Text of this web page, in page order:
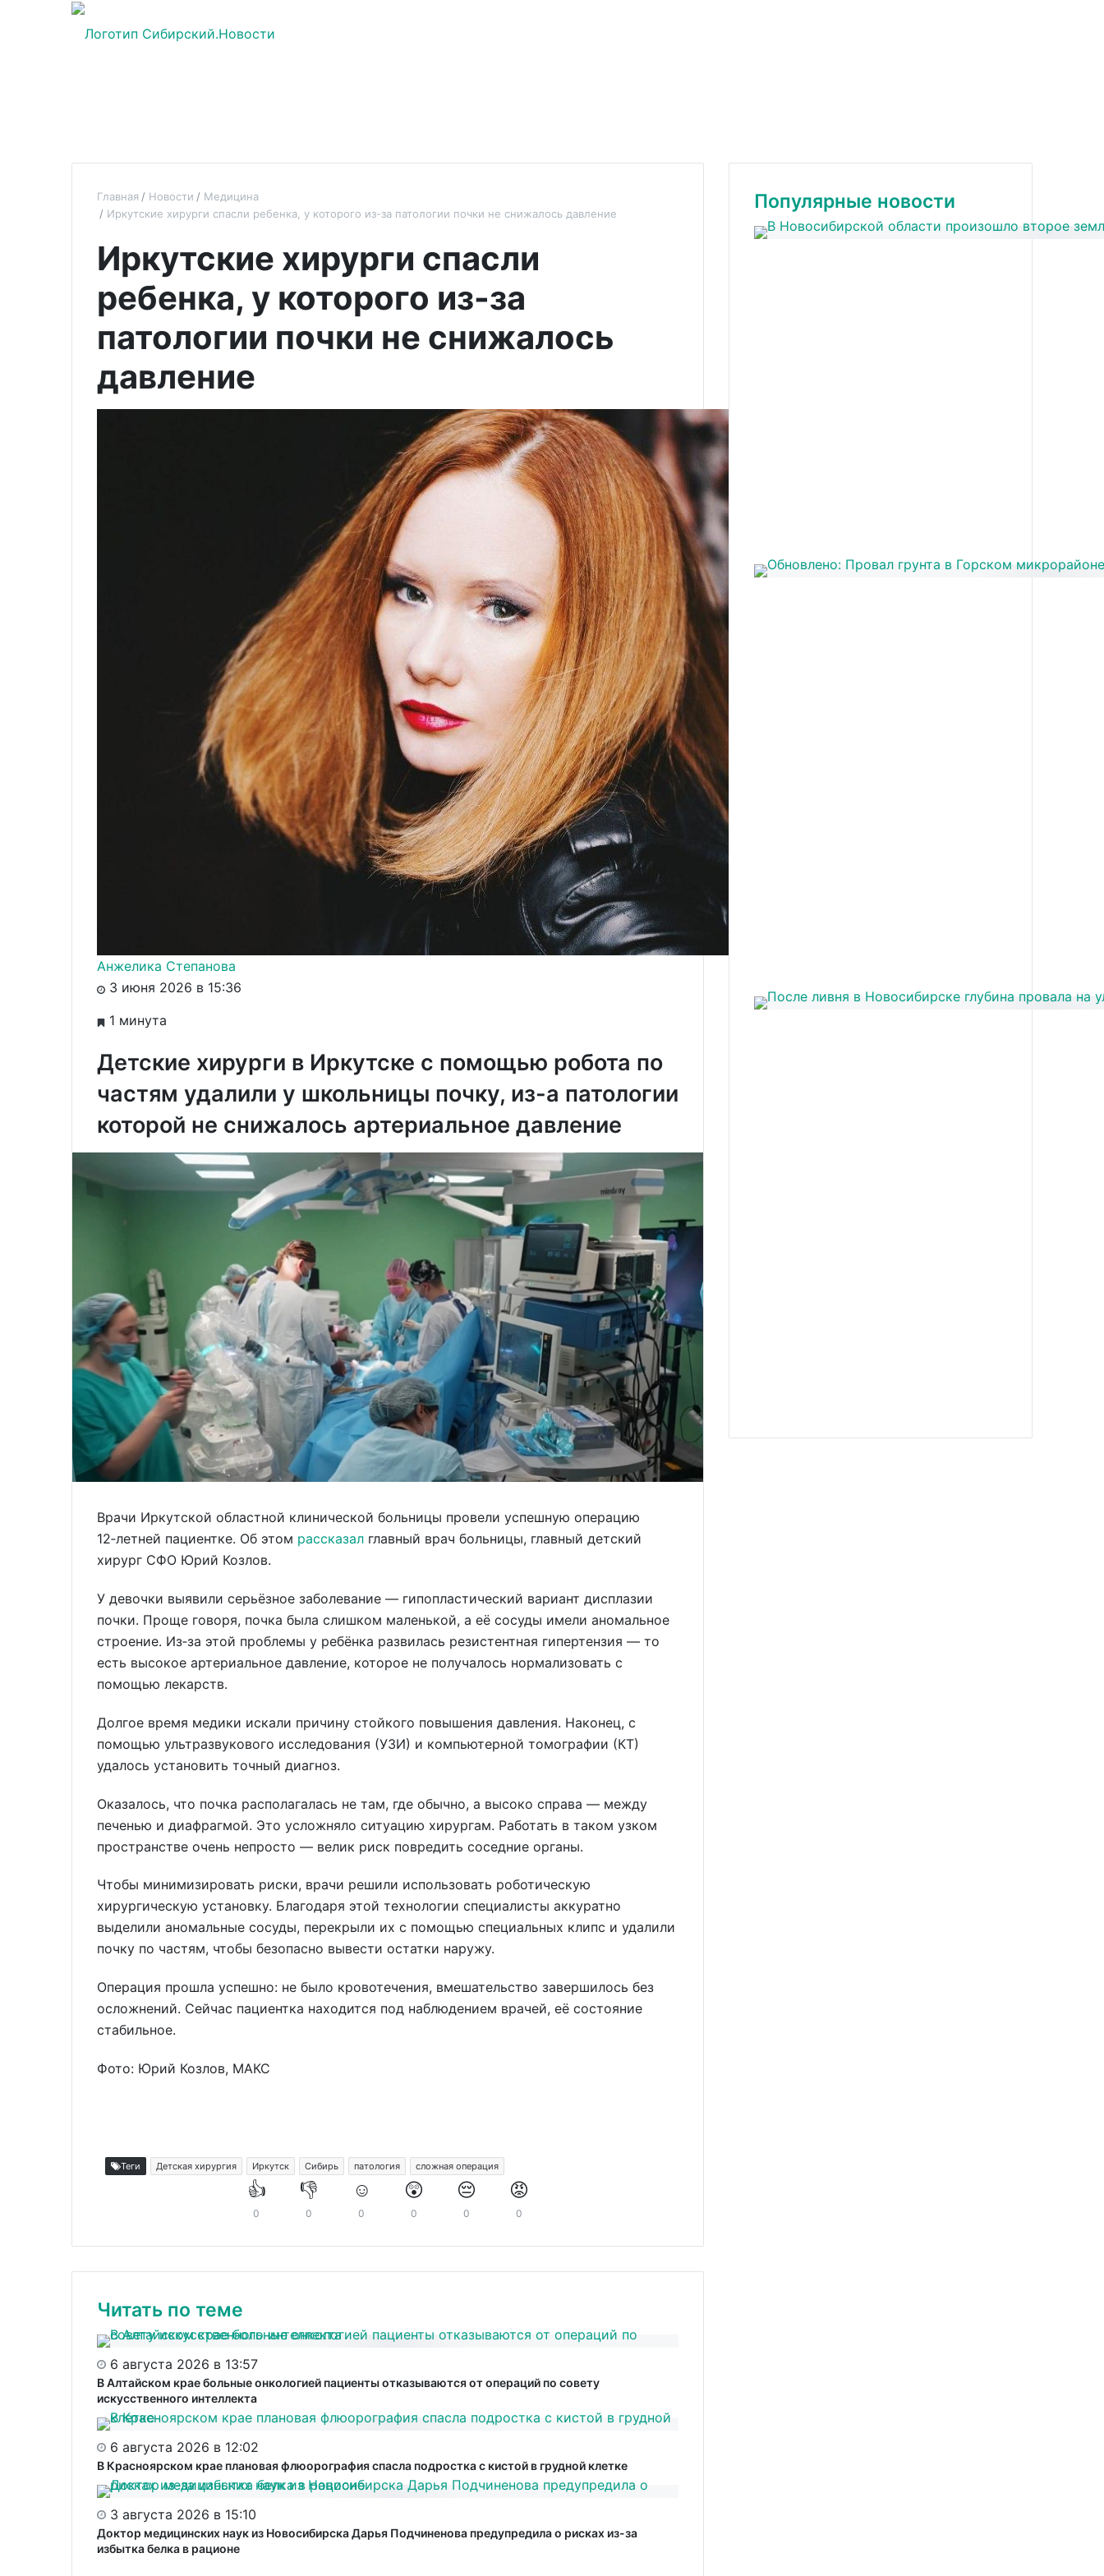
Главная Новости
Медицина
Иркутские хирурги спасли ребенка, у которого из-за патологии почки не снижалось давление
Иркутские хирурги спасли
ребенка, у которого из-за
патологии почки не снижалось
давление
Анжелика Степанова
3 июня 2026 в 15:36
1 минута
Детские хирурги в Иркутске с помощью робота по
частям удалили у школьницы почку, из-а патологии
которой не снижалось артериальное давление
Врачи Иркутской областной клинической больницы провели успешную операцию
12‑летней пациентке. Об этом рассказал главный врач больницы, главный детский
хирург СФО Юрий Козлов.
У девочки выявили серьёзное заболевание — гипопластический вариант дисплазии
почки. Проще говоря, почка была слишком маленькой, а её сосуды имели аномальное
строение. Из‑за этой проблемы у ребёнка развилась резистентная гипертензия — то
есть высокое артериальное давление, которое не получалось нормализовать с
помощью лекарств.
Долгое время медики искали причину стойкого повышения давления. Наконец, с
помощью ультразвукового исследования (УЗИ) и компьютерной томографии (КТ)
удалось установить точный диагноз.
Оказалось, что почка располагалась не там, где обычно, а высоко справа — между
печенью и диафрагмой. Это усложняло ситуацию хирургам. Работать в таком узком
пространстве очень непросто — велик риск повредить соседние органы.
Чтобы минимизировать риски, врачи решили использовать роботическую
хирургическую установку. Благодаря этой технологии специалисты аккуратно
выделили аномальные сосуды, перекрыли их с помощью специальных клипс и удалили
почку по частям, чтобы безопасно вывести остатки наружу.
Операция прошла успешно: не было кровотечения, вмешательство завершилось без
осложнений. Сейчас пациентка находится под наблюдением врачей, её состояние
стабильное.
Фото: Юрий Козлов, МАКС
Теги Детская хирургия Иркутск Сибирь патология сложная операция
👍
0
👎
0
☺️
0
😲
0
😔
0
😡
0
Читать по теме
6 августа 2026 в 13:57
В Алтайском крае больные онкологией пациенты отказываются от операций по совету
искусственного интеллекта
6 августа 2026 в 12:02
В Красноярском крае плановая флюорография спасла подростка с кистой в грудной клетке
3 августа 2026 в 15:10
Доктор медицинских наук из Новосибирска Дарья Подчиненова предупредила о рисках из-за
избытка белка в рационе
Популярные новости